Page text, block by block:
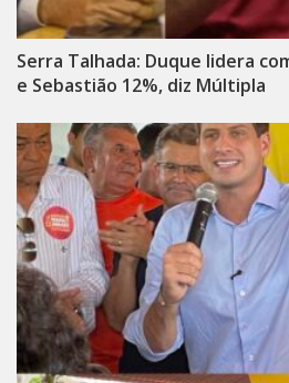
Serra Talhada: Duque lidera
e Sebastião 12%, diz Múltipla